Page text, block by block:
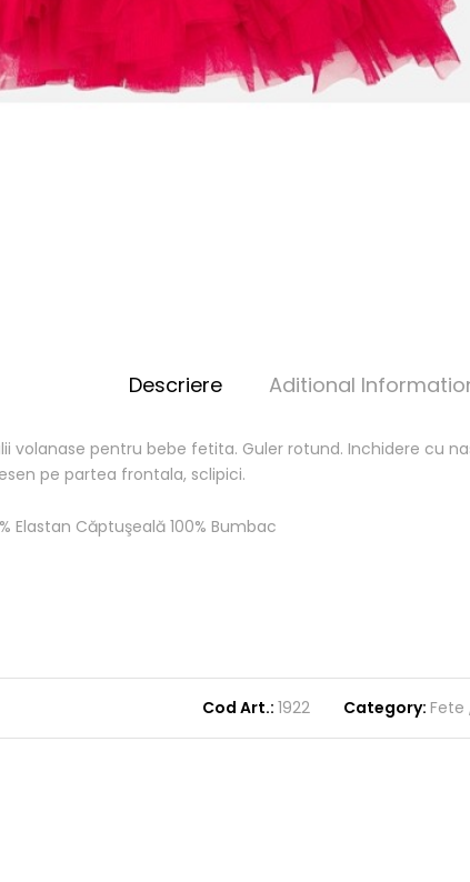
Descriere Aditional
volanase pentru bebe fetita. Guler rotund. Inchidere cu
pe partea frontala, sclipici.
Elastan Căptuşeală 100% Bumbac
Cod Art.: 1922 Category: Fete